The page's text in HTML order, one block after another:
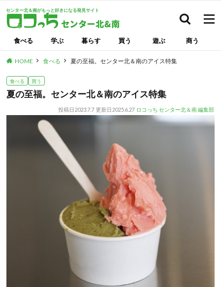
センター北＆南がもっと好きになる発見サイト
食べる 学ぶ 暮らす 買う 遊ぶ 商う
HOME 食べる 夏の至福。センター北＆南のアイス特集
食べる 買う
夏の至福。センター北＆南のアイス特集
投稿日 2023.7.7 更新日 2025.6.27 ロコっち センター北＆南 編集部